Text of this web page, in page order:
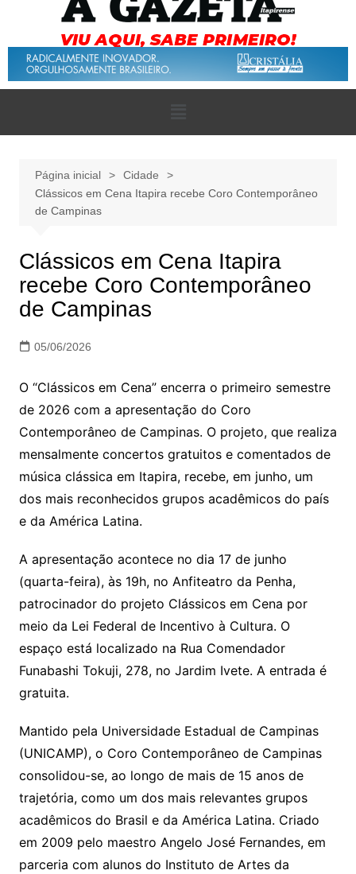
Página inicial
Cidade
Clássicos em Cena Itapira recebe Coro Contemporâneo
de Campinas
Clássicos em Cena Itapira
recebe Coro Contemporâneo
de Campinas
05/06/2026
O “Clássicos em Cena” encerra o primeiro semestre
de 2026 com a apresentação do Coro
Contemporâneo de Campinas. O projeto, que realiza
mensalmente concertos gratuitos e comentados de
música clássica em Itapira, recebe, em junho, um
dos mais reconhecidos grupos acadêmicos do país
e da América Latina.
A apresentação acontece no dia 17 de junho
(quarta-feira), às 19h, no Anfiteatro da Penha,
patrocinador do projeto Clássicos em Cena por
meio da Lei Federal de Incentivo à Cultura. O
espaço está localizado na Rua Comendador
Funabashi Tokuji, 278, no Jardim Ivete. A entrada é
gratuita.
Mantido pela Universidade Estadual de Campinas
(UNICAMP), o Coro Contemporâneo de Campinas
consolidou-se, ao longo de mais de 15 anos de
trajetória, como um dos mais relevantes grupos
acadêmicos do Brasil e da América Latina. Criado
em 2009 pelo maestro Angelo José Fernandes, em
parceria com alunos do Instituto de Artes da